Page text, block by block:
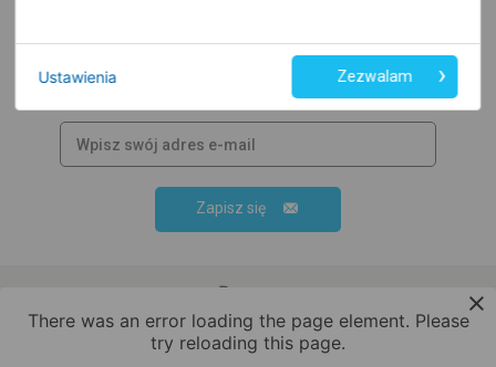
Zapisz się do newslettera!
Bądź na bieżąco z nowościami i
promocjami oraz otrzymaj
promocyjny
Zapisz się
Pomoc
Twoje Bilety / EM-karta
Ustawienia Zezwalam
There was an error loading the page element. Please
try reloading this page.